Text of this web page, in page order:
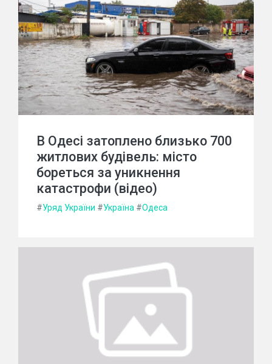
В Одесі затоплено близько 700
житлових будівель: місто
бореться за уникнення
катастрофи (відео)
#Уряд України #Україна #Одеса